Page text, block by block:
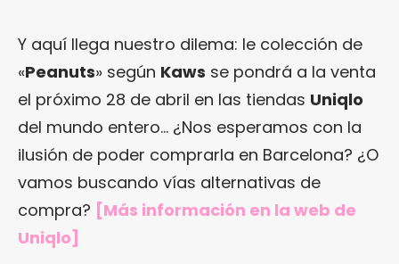
Y aquí llega nuestro dilema: le colección de
«Peanuts» según Kaws se pondrá a la venta
el próximo 28 de abril en las tiendas Uniqlo
del mundo entero… ¿Nos esperamos con la
ilusión de poder comprarla en Barcelona? ¿O
vamos buscando vías alternativas de
compra? [Más información en la web de
Uniqlo]